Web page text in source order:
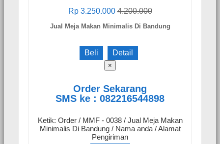
Rp 3.250.0004.200.000
Jual Meja Makan Minimalis Di Bandung
Beli Detail
×
Order Sekarang
SMS ke : 082216544898
Ketik: Order / MMF - 0038 / Jual Meja Makan
Minimalis Di Bandung / Nama anda / Alamat
Pengiriman